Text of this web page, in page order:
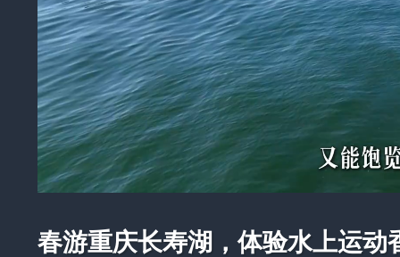
春游重庆长寿湖，体验水上运